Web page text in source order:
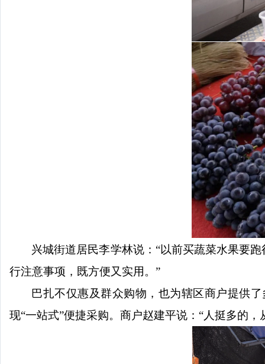
兴城街道居民李学林说： “以前买蔬菜水果要
行注意事项，既方便又实用。”
巴扎不仅惠及群众购物，也为辖区商户提供
现“一站式”便捷采购。商户赵建平说：“人挺多的